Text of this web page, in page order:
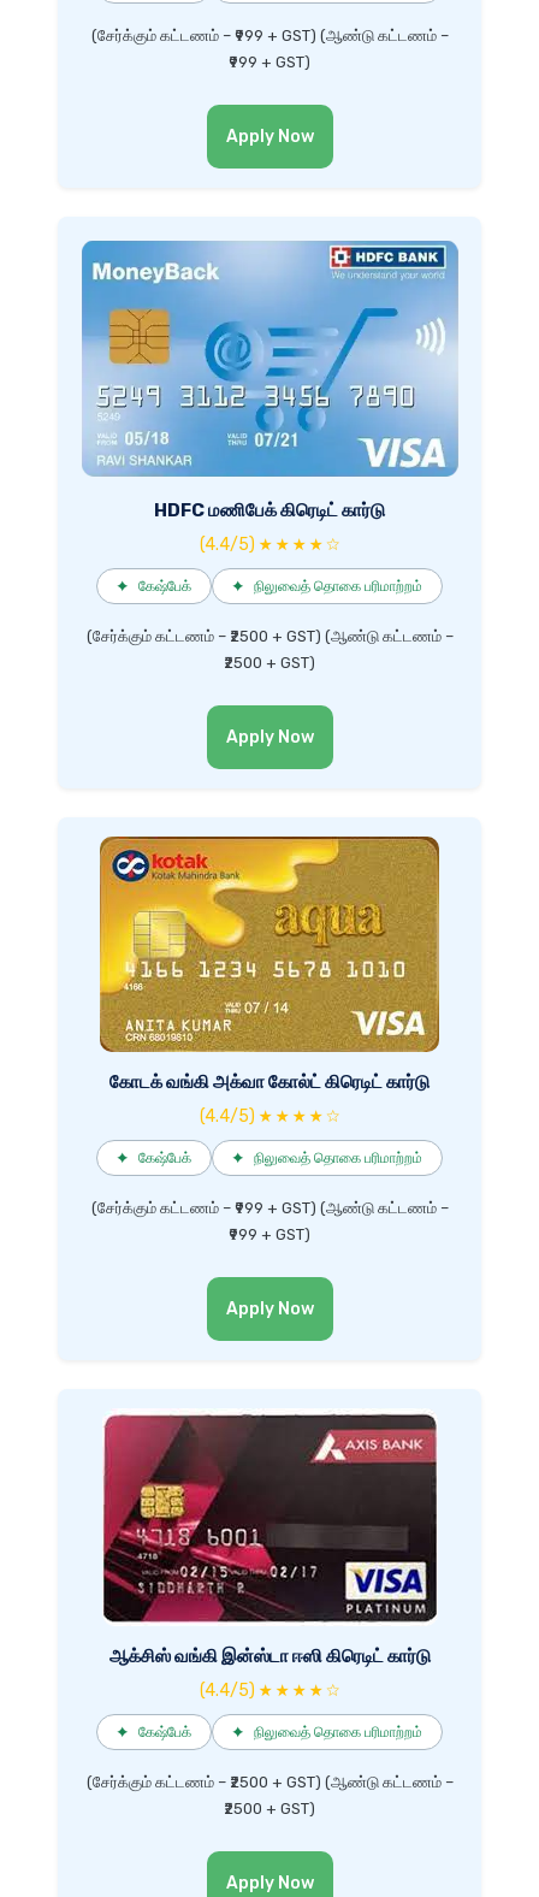
(சேர்க்கும் கட்டணம் – ₹999 + GST) (ஆண்டு கட்டணம் –
₹999 + GST)
Apply Now
HDFC மணிபேக் கிரெடிட் கார்டு
(4.4/5) ★ ★ ★ ★ ☆
✦ கேஷ்பேக் ✦ நிலுவைத் தொகை பரிமாற்றம்
(சேர்க்கும் கட்டணம் – ₹2500 + GST) (ஆண்டு கட்டணம் –
₹2500 + GST)
Apply Now
கோடக் வங்கி அக்வா கோல்ட் கிரெடிட் கார்டு
(4.4/5) ★ ★ ★ ★ ☆
✦ கேஷ்பேக் ✦ நிலுவைத் தொகை பரிமாற்றம்
(சேர்க்கும் கட்டணம் – ₹999 + GST) (ஆண்டு கட்டணம் –
₹999 + GST)
Apply Now
ஆக்சிஸ் வங்கி இன்ஸ்டா ஈஸி கிரெடிட் கார்டு
(4.4/5) ★ ★ ★ ★ ☆
✦ கேஷ்பேக் ✦ நிலுவைத் தொகை பரிமாற்றம்
(சேர்க்கும் கட்டணம் – ₹2500 + GST) (ஆண்டு கட்டணம் –
₹2500 + GST)
Apply Now